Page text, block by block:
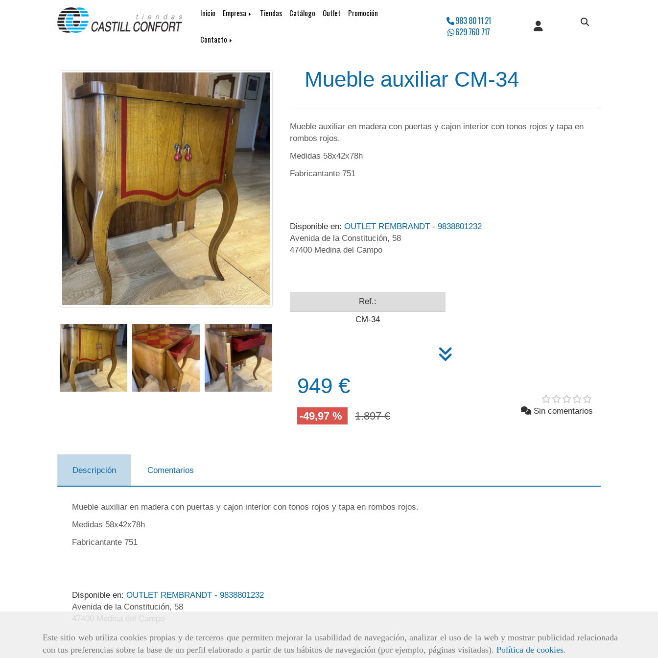
Este sitio web utiliza cookies propias y de terceros que permiten mejorar la usabilidad de navegación, analizar el uso de la web y mostrar publicidad relacionada
con tus preferencias sobre la base de un perfil elaborado a partir de tus hábitos de navegación (por ejemplo, páginas visitadas). Política de cookies.
Inicio Empresa Tiendas Catálogo Outlet Promoción
Contacto
983 80 11 21
629 760 717
Mueble auxiliar CM-34
Mueble auxiliar en madera con puertas y cajon interior con tonos rojos y tapa en
rombos rojos.
Medidas 58x42x78h
Fabricantante 751
Disponible en: OUTLET REMBRANDT - 9838801232
Avenida de la Constitución, 58
47400 Medina del Campo
Ref.:
CM-34
949 €
-49,97 % 1.897 € Sin comentarios
Descripción Comentarios
Mueble auxiliar en madera con puertas y cajon interior con tonos rojos y tapa en rombos rojos.
Medidas 58x42x78h
Fabricantante 751
Disponible en: OUTLET REMBRANDT - 9838801232
Avenida de la Constitución, 58
47400 Medina del Campo